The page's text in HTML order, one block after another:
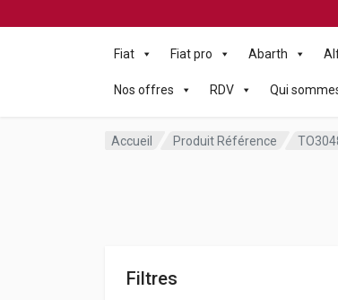
Fiat Fiat pro Abarth
Nos offres RDV Qui
Accueil Produit Référence
Filtres